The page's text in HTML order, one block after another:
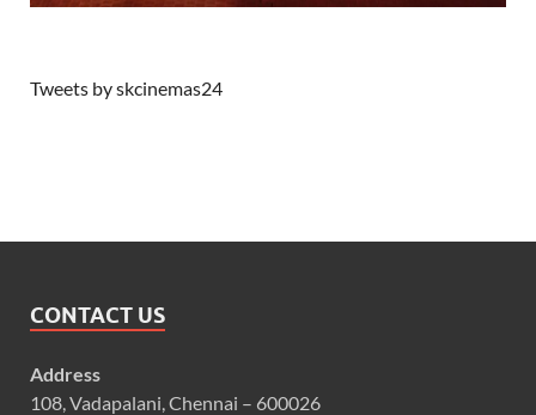
Tweets by skcinemas24
CONTACT US
Address
108, Vadapalani, Chennai – 600026